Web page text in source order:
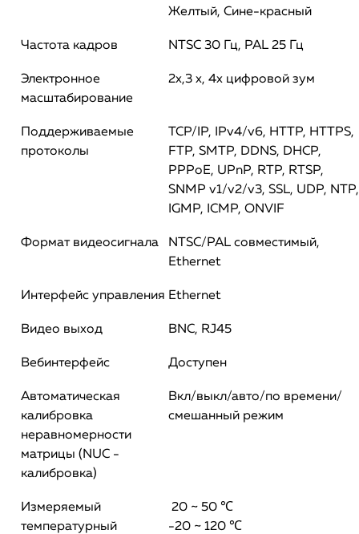
Желтый, Сине-красный
Частота кадров NTSC 30 Гц, PAL 25 Гц
Электронное
масштабирование
2x,3 x, 4x цифровой зум
Поддерживаемые
протоколы
TCP/IP, IPv4/v6, HTTP, HTTPS,
FTP, SMTP, DDNS, DHCP,
PPPoE, UPnP, RTP, RTSP,
SNMP v1/v2/v3, SSL, UDP, NTP,
IGMP, ICMP, ONVIF
Формат видеосигнала
NTSC/PAL совместимый,
Ethernet
Интерфейс управления Ethernet
Видео выход BNC, RJ45
Вебинтерфейс Доступен
Автоматическая
калибровка
неравномерности
матрицы (NUC -
калибровка)
Вкл/выкл/авто/по времени/
смешанный режим
Измеряемый
температурный
20 ~ 50 ℃
-20 ~ 120 ℃